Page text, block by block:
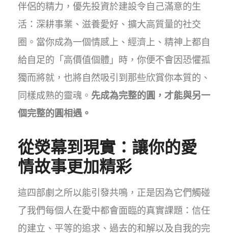
伴侶的精力，優先投資於建設令自己滿意的生
活：深耕事業、滋養愛好、擴大高質量的社交
圈。當你成為一個情感上、經濟上、精神上都自
給自足的「高價值個體」時，你便不會因恐懼孤
獨而將就，也將自然吸引到那些欣賞你本質的、
同樣成熟的靈魂。 先成為完整的圓，才能與另一
個完整的圓相遇。
從熒幕到現實：讓你的愛
情故事更加精彩
這四部劇之所以能引發共鳴，正是因為它們觸碰
了我們每個人在愛中都會面臨的真實課題：信任
的建立、平等的追求、過去的和解以及自我的完